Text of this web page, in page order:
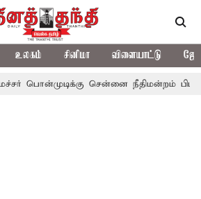
உலகம் சினிமா விளையாட்டு
சென்னை நீதிமன்றம் பிடிவாராண்ட்